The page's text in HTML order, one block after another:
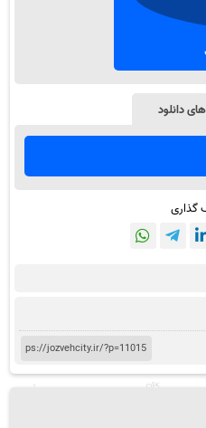
دانلود
گذاری